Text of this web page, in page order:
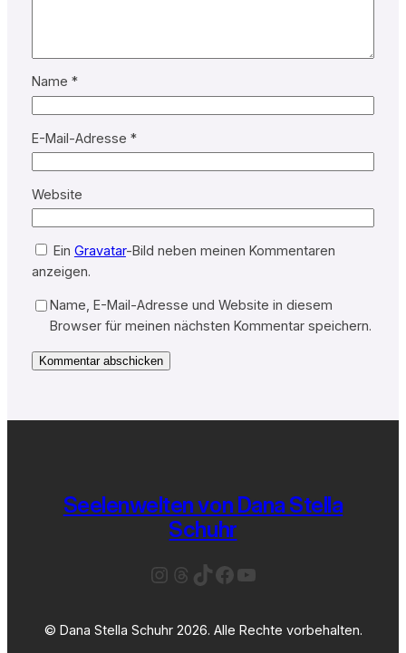
Name *
E-Mail-Adresse *
Website
Ein Gravatar-Bild neben meinen Kommentaren
anzeigen.
Name, E-Mail-Adresse und Website in diesem
Browser für meinen nächsten Kommentar speichern.
Seelenwelten von Dana Stella
Schuhr
Instagram
Threads
TikTok
Facebook
YouTube
© Dana Stella Schuhr 2026. Alle Rechte vorbehalten.